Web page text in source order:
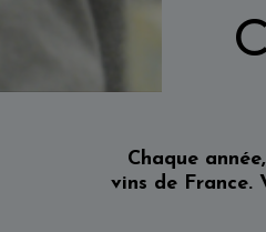
Chaque
vins de France.